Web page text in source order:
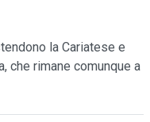
la Cariatese e
che rimane comunque a